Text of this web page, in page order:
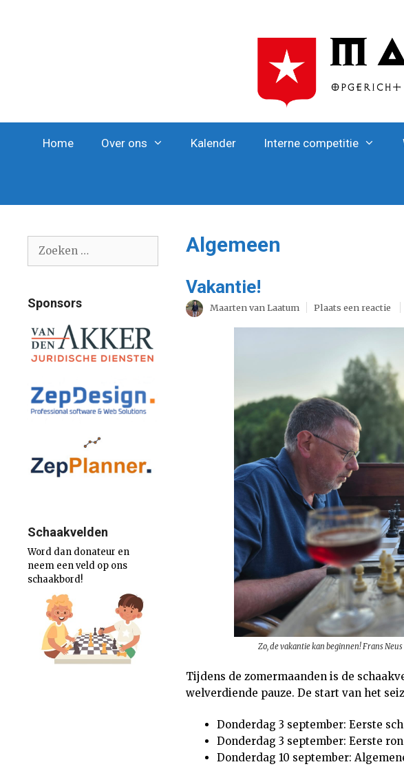
Home Over ons Kalender Interne competitie
Algemeen
Vakantie!
Maarten van Laatum Plaats een reactie
Zo, de vakantie kan beginnen! Frans
Tijdens de zomermaanden is de
welverdiende pauze. De start van het
Donderdag 3 september: Eerste
Donderdag 3 september: Eerste
Donderdag 10 september:
naar:
Sponsors
Schaakvelden
Word dan donateur en
neem een veld op ons
schaakbord!